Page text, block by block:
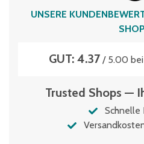
UNSERE
GUT: 4.37 / 5.00
Trusted Shops —
Schnelle